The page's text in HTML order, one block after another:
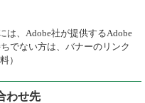
は、Adobe社が提供するAdobe
でない方は、バナーのリンク
）
わせ先